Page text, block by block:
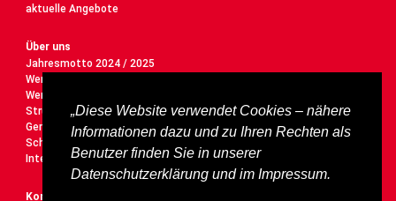
„Diese Website verwendet Cookies – nähere
Informationen dazu und zu Ihren Rechten als
Benutzer finden Sie in unserer
Datenschutzerklärung und im Impressum.
aktuelle Angebote
Über uns
Jahresmotto 2024 / 2025
Werte
Wer wir sind
Struktur
Gemeindeleitung
Schutzauftrag
Interner Bereich
Kontakt